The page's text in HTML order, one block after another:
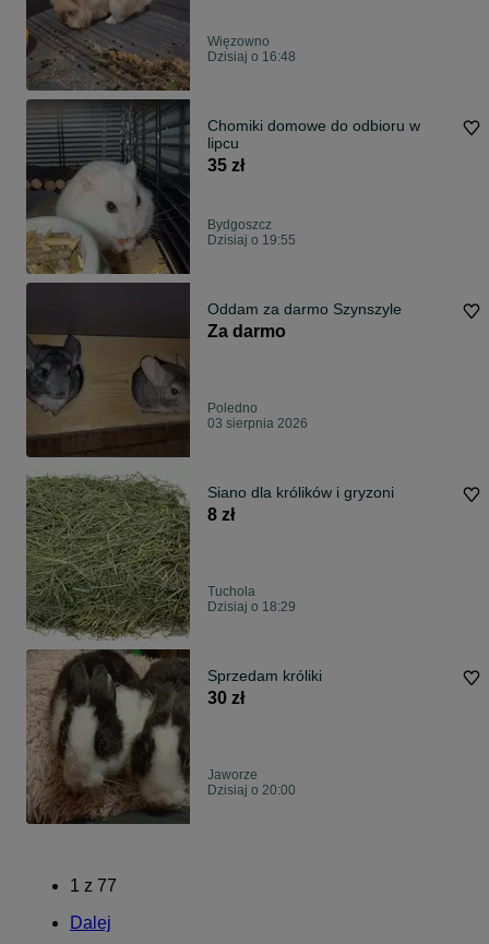
Więzowno
Dzisiaj o 16:48
Chomiki domowe do odbioru w
lipcu
35 zł
Bydgoszcz
Dzisiaj o 19:55
Oddam za darmo Szynszyle
Za darmo
Poledno
03 sierpnia 2026
Siano dla królików i gryzoni
8 zł
Tuchola
Dzisiaj o 18:29
Sprzedam króliki
30 zł
Jaworze
Dzisiaj o 20:00
1 z 77
Dalej